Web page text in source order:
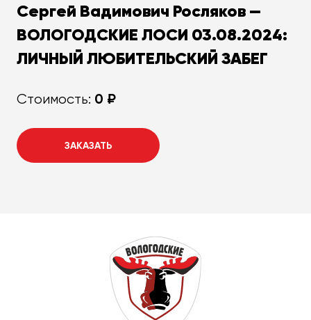
Сергей Вадимович Росляков —
ВОЛОГОДСКИЕ ЛОСИ 03.08.2024:
ЛИЧНЫЙ ЛЮБИТЕЛЬСКИЙ ЗАБЕГ
Стоимость: 0 ₽
ЗАКАЗАТЬ